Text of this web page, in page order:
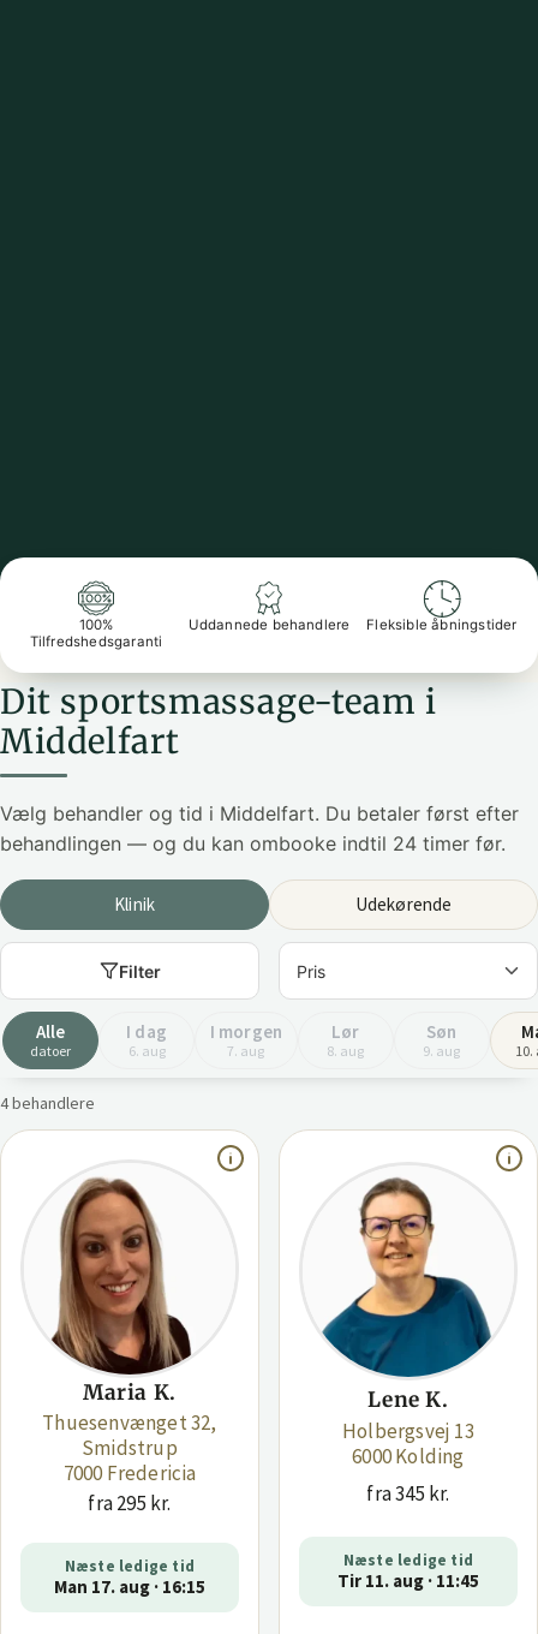
100%
Tilfredshedsgaranti
Uddannede behandlere Fleksible åbningstider
Dit sportsmassage-team i
Middelfart
Vælg behandler og tid i Middelfart. Du betaler først efter
behandlingen — og du kan ombooke indtil 24 timer før.
Klinik Udekørende
Filter
Alle
datoer
I dag
6. aug
I morgen
7. aug
Lør
8. aug
Søn
9. aug 10.
4 behandlere
Maria K.
Thuesenvænget 32,
Smidstrup
7000 Fredericia
fra 295 kr.
Næste ledige tid
Man 17. aug · 16:15
Lene K.
Holbergsvej 13
6000 Kolding
fra 345 kr.
Næste ledige tid
Tir 11. aug · 11:45